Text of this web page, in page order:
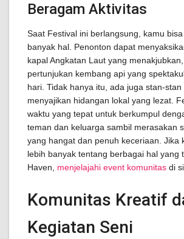
Beragam Aktivitas
Saat Festival ini berlangsung, kamu
banyak hal. Penonton dapat
kapal Angkatan Laut yang
pertunjukan kembang api yang
hari. Tidak hanya itu, ada juga stan-
menyajikan hidangan lokal yang lezat.
waktu yang tepat untuk berkumpul
teman dan keluarga sambil merasakan
yang hangat dan penuh keceriaan. Jika
lebih banyak tentang berbagai hal yang
Haven, menjelajahi event komunitas di
Komunitas Kreatif
Kegiatan Seni